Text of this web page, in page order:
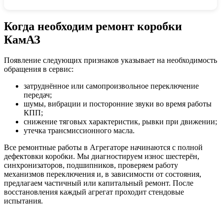
Когда необходим ремонт коробки
КамАЗ
Появление следующих признаков указывает на необходимость
обращения в сервис:
затруднённое или самопроизвольное переключение
передач;
шумы, вибрации и посторонние звуки во время работы
КПП;
снижение тяговых характеристик, рывки при движении;
утечка трансмиссионного масла.
Все ремонтные работы в Агрегаторе начинаются с полной
дефектовки коробки. Мы диагностируем износ шестерён,
синхронизаторов, подшипников, проверяем работу
механизмов переключения и, в зависимости от состояния,
предлагаем частичный или капитальный ремонт. После
восстановления каждый агрегат проходит стендовые
испытания.